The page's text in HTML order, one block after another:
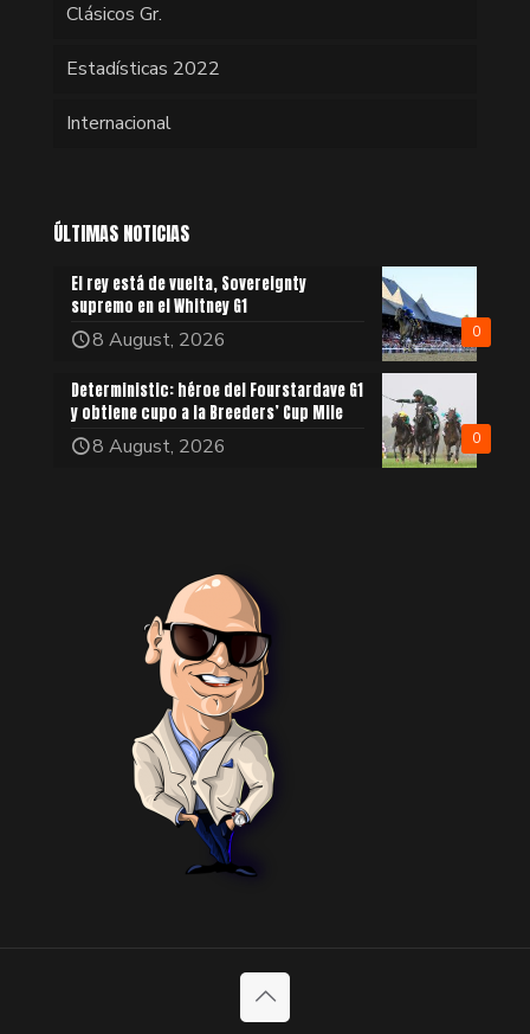
Clásicos Gr.
Estadísticas 2022
Internacional
ÚLTIMAS NOTICIAS
0
El rey está de vuelta, Sovereignty
supremo en el Whitney G1
8 August, 2026
0
Deterministic: héroe del Fourstardave G1
y obtiene cupo a la Breeders’ Cup Mile
8 August, 2026